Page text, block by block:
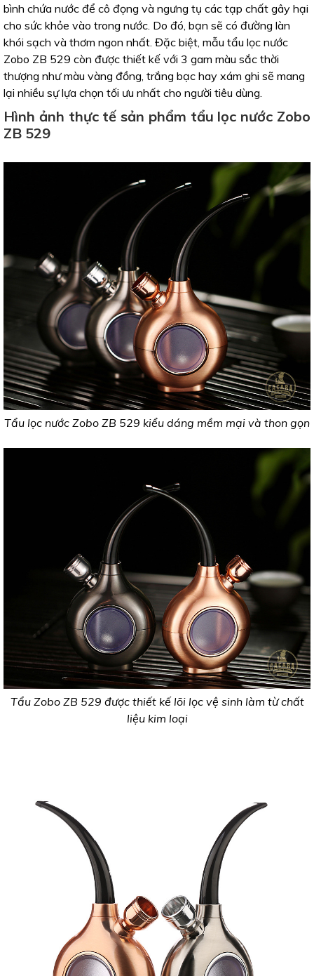
bình chứa nước để cô đọng và ngưng tụ các tạp chất gây hại
cho sức khỏe vào trong nước. Do đó, bạn sẽ có đường làn
khói sạch và thơm ngon nhất. Đặc biệt, mẫu tẩu lọc nước
Zobo ZB 529 còn được thiết kế với 3 gam màu sắc thời
thượng như màu vàng đồng, trắng bạc hay xám ghi sẽ mang
lại nhiều sự lựa chọn tối ưu nhất cho người tiêu dùng.
Hình ảnh thực tế sản phẩm tẩu lọc nước Zobo
ZB 529
Tẩu lọc nước Zobo ZB 529 kiểu dáng mềm mại và thon gọn
Tẩu Zobo ZB 529 được thiết kế lõi lọc vệ sinh làm từ chất
liệu kim loại